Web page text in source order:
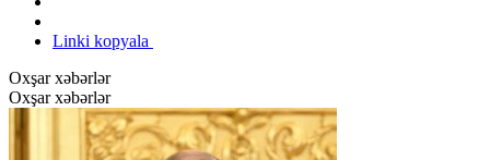
Linki kopyala
Oxşar xəbərlər
Oxşar xəbərlər